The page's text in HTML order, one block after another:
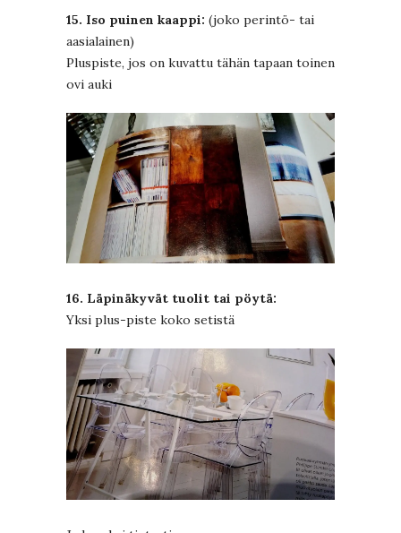
15. Iso puinen kaappi: (joko perintö- tai
aasialainen)
Pluspiste, jos on kuvattu tähän tapaan toinen
ovi auki
16. Läpinäkyvät tuolit tai pöytä:
Yksi plus-piste koko setistä